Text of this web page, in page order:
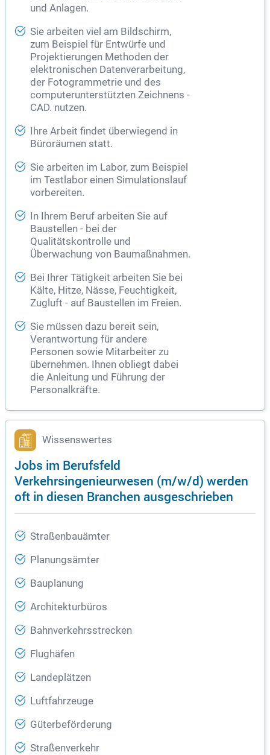
und Anlagen.
Sie arbeiten viel am Bildschirm,
zum Beispiel für Entwürfe und
Projektierungen Methoden der
elektronischen Datenverarbeitung,
der Fotogrammetrie und des
computerunterstützten Zeichnens -
CAD. nutzen.
Ihre Arbeit findet überwiegend in
Büroräumen statt.
Sie arbeiten im Labor, zum Beispiel
im Testlabor einen Simulationslauf
vorbereiten.
In Ihrem Beruf arbeiten Sie auf
Baustellen - bei der
Qualitätskontrolle und
Überwachung von Baumaßnahmen.
Bei Ihrer Tätigkeit arbeiten Sie bei
Kälte, Hitze, Nässe, Feuchtigkeit,
Zugluft - auf Baustellen im Freien.
Sie müssen dazu bereit sein,
Verantwortung für andere
Personen sowie Mitarbeiter zu
übernehmen. Ihnen obliegt dabei
die Anleitung und Führung der
Personalkräfte.
Wissenswertes
Jobs im Berufsfeld
Verkehrsingenieurwesen (m/w/d) werden
oft in diesen Branchen ausgeschrieben
Straßenbauämter
Planungsämter
Bauplanung
Architekturbüros
Bahnverkehrsstrecken
Flughäfen
Landeplätzen
Luftfahrzeuge
Güterbeförderung
Straßenverkehr